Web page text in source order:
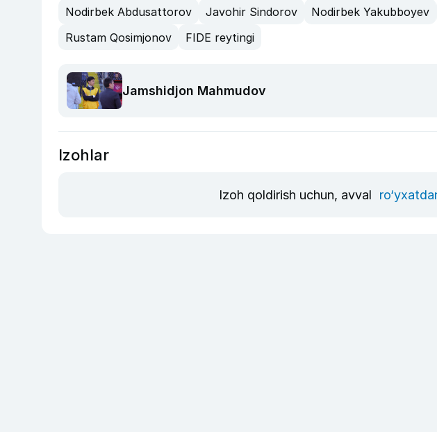
Nodirbek Abdusattorov Javohir Sindorov Nodirbek Yakubboyev
Rustam Qosimjonov
FIDE reytingi
Jamshidjon Mahmudov
Izohlar
Izoh qoldirish uchun, avval